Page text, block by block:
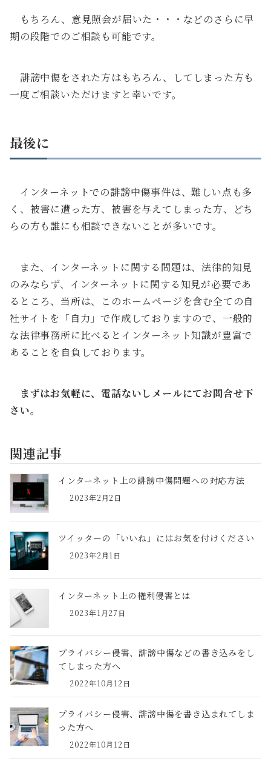
もちろん、意見照会が届いた・・・などのさらに早
期の段階でのご相談も可能です。
誹謗中傷をされた方はもちろん、してしまった方も
一度ご相談いただけますと幸いです。
最後に
インターネットでの誹謗中傷事件は、難しい点も多
く、被害に遭った方、被害を与えてしまった方、どち
らの方も誰にも相談できないことが多いです。
また、インターネットに関する問題は、法律的知見
のみならず、インターネットに関する知見が必要であ
るところ、当所は、このホームページを含む全ての自
社サイトを「自力」で作成しておりますので、一般的
な法律事務所に比べるとインターネット知識が豊富で
あることを自負しております。
まずはお気軽に、電話ないしメールにてお問合せ下
さい。
関連記事
インターネット上の誹謗中傷問題への対応方法
2023年2月2日
ツイッターの「いいね」にはお気を付けください
2023年2月1日
インターネット上の権利侵害とは
2023年1月27日
プライバシー侵害、誹謗中傷などの書き込みをし
てしまった方へ
2022年10月12日
プライバシー侵害、誹謗中傷を書き込まれてしま
った方へ
2022年10月12日